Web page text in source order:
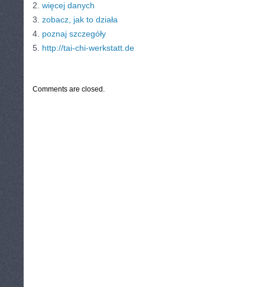
2. więcej danych
3. zobacz, jak to działa
4. poznaj szczegóły
5. http://tai-chi-werkstatt.de
Comments are closed.